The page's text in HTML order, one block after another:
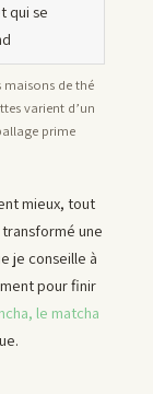
maisons de thé
varient d’un
prime
qui se
mieux, tout
une
je conseille à
pour finir
le matcha